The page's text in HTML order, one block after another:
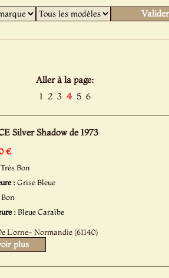
Aller à la page:
1 2 3 4 5 6
Silver Shadow de 1973
€
Très Bon
: Grise Bleue
Bon
: Bleue Caraïbe
L'orne- Normandie (61140)
plus